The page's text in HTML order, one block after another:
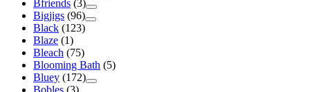
Bfriends (3)
Bigjigs (96)
Black (123)
Blaze (1)
Bleach (75)
Blooming Bath (5)
Bluey (172)
Bobles (3)